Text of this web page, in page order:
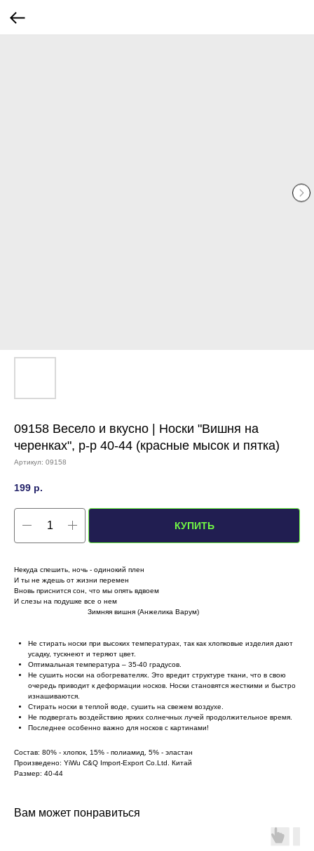
09158 Весело и вкусно | Носки "Вишня на
черенках", р-р 40-44 (красные мысок и пятка)
Артикул: 09158
199 р.
КУПИТЬ
Некуда спешить, ночь - одинокий плен
И ты не ждешь от жизни перемен
Вновь приснится сон, что мы опять вдвоем
И слезы на подушке все о нем
Зимняя вишня (Анжелика Варум)
Не стирать носки при высоких температурах, так как хлопковые изделия дают
усадку, тускнеют и теряют цвет.
Оптимальная температура – 35-40 градусов.
Не сушить носки на обогревателях. Это вредит структуре ткани, что в свою
очередь приводит к деформации носков. Носки становятся жесткими и быстро
изнашиваются.
Стирать носки в теплой воде, сушить на свежем воздухе.
Не подвергать воздействию ярких солнечных лучей продолжительное время.
Последнее особенно важно для носков с картинами!
Состав: 80% - хлопок, 15% - полиамид, 5% - эластан
Произведено: YiWu C&Q Import-Export Co.Ltd. Китай
Размер: 40-44
Вам может понравиться